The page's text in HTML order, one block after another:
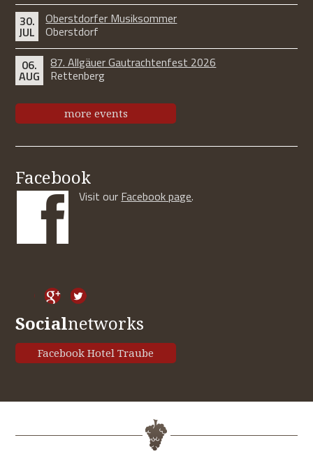
30.
JUL
Oberstdorfer Musiksommer
Oberstdorf
06.
AUG
87. Allgäuer Gautrachtenfest 2026
Rettenberg
more events
Facebook
Visit our Facebook page.
Socialnetworks
Facebook Hotel Traube